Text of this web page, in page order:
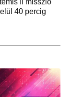
II misszió
40 percig